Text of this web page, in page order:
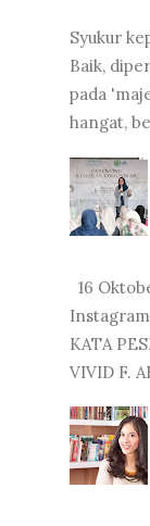
Syukur
Baik,
pada
hangat,
16
KATA
VIVID F.